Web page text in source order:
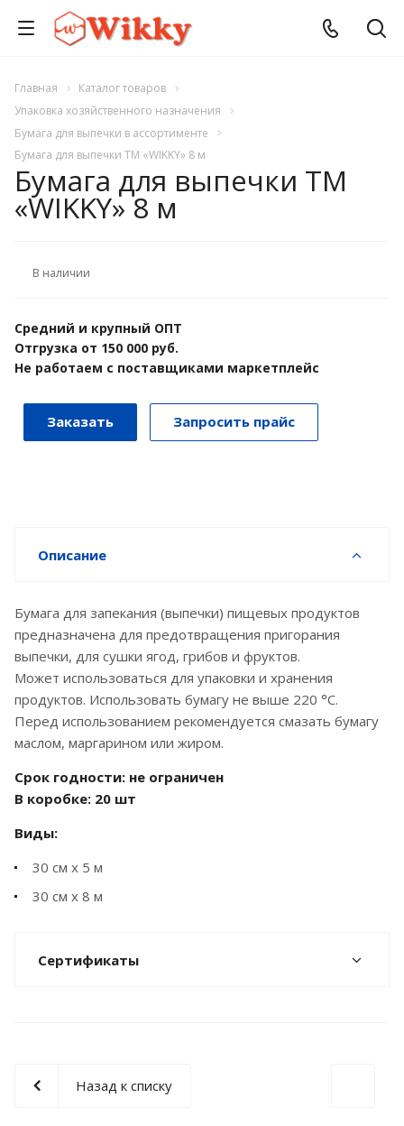
Главная
Каталог товаров
Упаковка хозяйственного назначения
Бумага для выпечки в ассортименте
Бумага для выпечки ТМ «WIKKY» 8 м
Бумага для выпечки ТМ
«WIKKY» 8 м
В наличии
Средний и крупный ОПТ
Отгрузка от 150 000 руб.
Не работаем с поставщиками маркетплейс
Заказать Запросить прайс
Описание
Бумага для запекания (выпечки) пищевых продуктов
предназначена для предотвращения пригорания
выпечки, для сушки ягод, грибов и фруктов.
Может использоваться для упаковки и хранения
продуктов. Использовать бумагу не выше 220 °C.
Перед использованием рекомендуется смазать бумагу
маслом, маргарином или жиром.
Срок годности: не ограничен
В коробке: 20 шт
Виды:
30 см х 5 м
30 см х 8 м
Сертификаты
Назад к списку